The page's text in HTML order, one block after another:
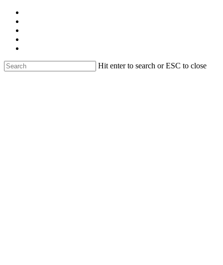
Skip
main
content
Hit enter to search or ESC to close